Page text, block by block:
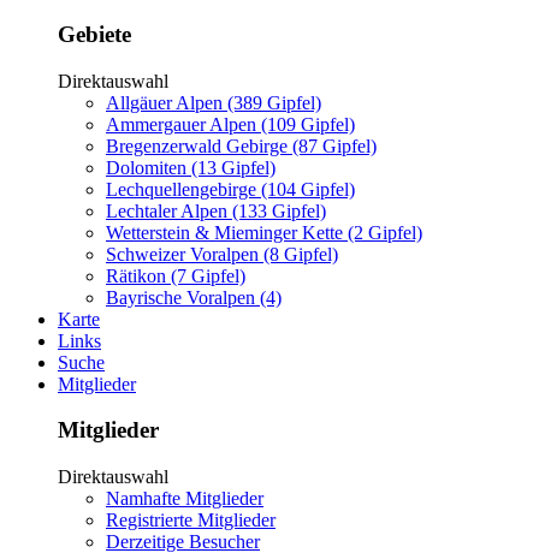
Gebiete
Direktauswahl
Allgäuer Alpen (389 Gipfel)
Ammergauer Alpen (109 Gipfel)
Bregenzerwald Gebirge (87 Gipfel)
Dolomiten (13 Gipfel)
Lechquellengebirge (104 Gipfel)
Lechtaler Alpen (133 Gipfel)
Wetterstein & Mieminger Kette (2 Gipfel)
Schweizer Voralpen (8 Gipfel)
Rätikon (7 Gipfel)
Bayrische Voralpen (4)
Karte
Links
Suche
Mitglieder
Mitglieder
Direktauswahl
Namhafte Mitglieder
Registrierte Mitglieder
Derzeitige Besucher